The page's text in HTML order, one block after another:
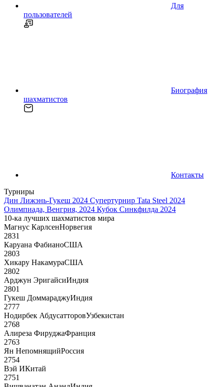
Для
пользователей
Биография
шахматистов
Контакты
Турниры
Дин Лижэнь-Гукеш 2024 Супертурнир Tata Steel 2024
Олимпиада, Венгрия, 2024 Кубок Синкфилда 2024
10-ка лучших шахматистов мира
Магнус КарлсенНорвегия
2831
Каруана ФабианоСША
2803
Хикару НакамураСША
2802
Арджун ЭригайсиИндия
2801
Гукеш ДоммараджуИндия
2777
Нодирбек АбдусатторовУзбекистан
2768
Алиреза ФируджаФранция
2763
Ян НепомнящийРоссия
2754
Вэй ИКитай
2751